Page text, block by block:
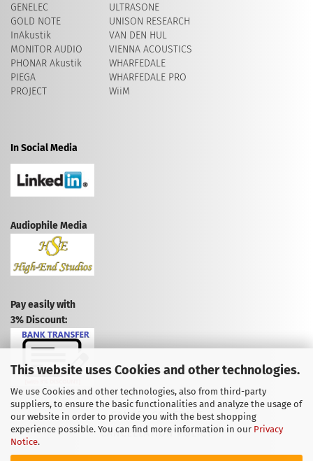
This website uses Cookies and other technologies.
We use Cookies and other technologies, also from third-party
suppliers, to ensure the basic functionalities and analyze the usage of
our website in order to provide you with the best shopping
experience possible. You can find more information in our Privacy
Notice.
GENELEC
GOLD NOTE
InAkustik
MONITOR AUDIO
PHONAR Akustik
PIEGA
PROJECT
ULTRASONE
UNISON RESEARCH
VAN DEN HUL
VIENNA ACOUSTICS
WHARFEDALE
WHARFEDALE PRO
WiiM
In Social Media
Audiophile Media
Pay easily with
3% Discount:
CANCEL CONTRACT
CANCELLATION POLICY